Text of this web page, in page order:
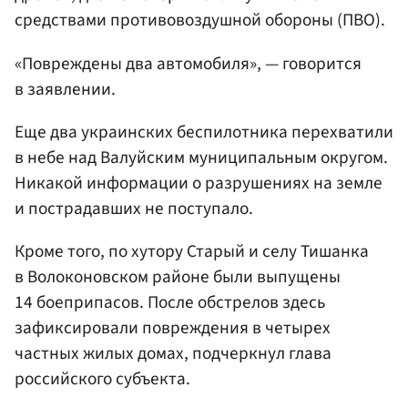
средствами противовоздушной обороны (ПВО).
«Повреждены два автомобиля», — говорится
в заявлении.
Еще два украинских беспилотника перехватили
в небе над Валуйским муниципальным округом.
Никакой информации о разрушениях на земле
и пострадавших не поступало.
Кроме того, по хутору Старый и селу Тишанка
в Волоконовском районе были выпущены
14 боеприпасов. После обстрелов здесь
зафиксировали повреждения в четырех
частных жилых домах, подчеркнул глава
российского субъекта.